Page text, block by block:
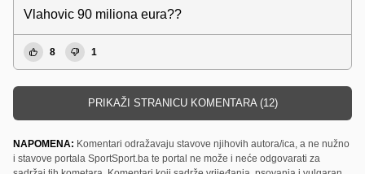
Vlahovic 90 miliona eura??
8 1
PRIKAŽI STRANICU KOMENTARA (12)
NAPOMENA: Komentari odražavaju stavove njihovih autora/ica, a ne nužno
i stavove portala SportSport.ba te portal ne može i neće odgovarati za